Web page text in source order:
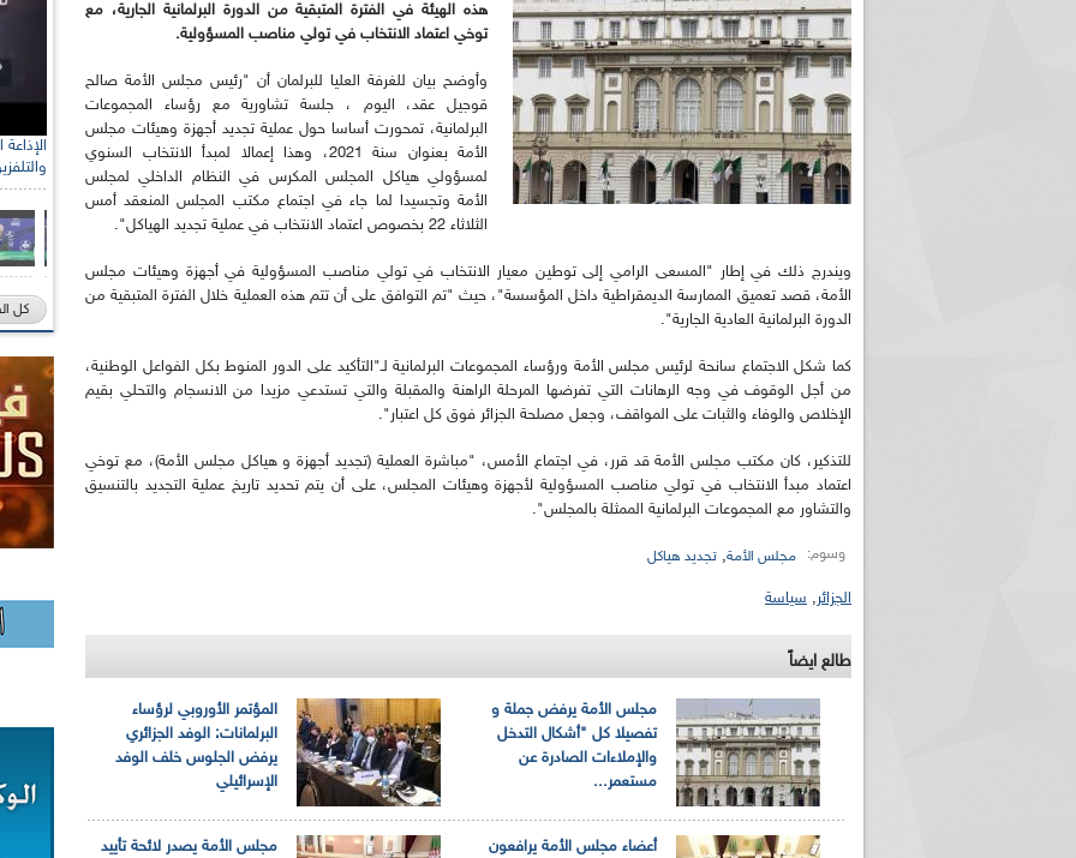
هذه الهيئة في الفترة المتبقية من الدورة البرلمانية الجارية، مع
توخي اعتماد الانتخاب في تولي مناصب المسؤولية.
وأوضح بيان للغرفة العليا للبرلمان أن "رئيس مجلس الأمة صالح
قوجيل عقد، اليوم ، جلسة تشاورية مع رؤساء المجموعات
البرلمانية، تمحورت أساسا حول عملية تجديد أجهزة وهيئات مجلس
الأمة بعنوان سنة 2021، وهذا إعمالا لمبدأ الانتخاب السنوي
لمسؤولي هياكل المجلس المكرس في النظام الداخلي لمجلس
الأمة وتجسيدا لما جاء في اجتماع مكتب المجلس المنعقد أمس
الثلاثاء 22 بخصوص اعتماد الانتخاب في عملية تجديد الهياكل".
ويندرج ذلك في إطار "المسعى الرامي إلى توطين معيار الانتخاب في تولي مناصب المسؤولية في أجهزة وهيئات مجلس
الأمة، قصد تعميق الممارسة الديمقراطية داخل المؤسسة"، حيث "تم التوافق على أن تتم هذه العملية خلال الفترة المتبقية من
الدورة البرلمانية العادية الجارية".
كما شكل الاجتماع سانحة لرئيس مجلس الأمة ورؤساء المجموعات البرلمانية لـ"التأكيد على الدور المنوط بكل الفواعل الوطنية،
من أجل الوقوف في وجه الرهانات التي تفرضها المرحلة الراهنة والمقبلة والتي تستدعي مزيدا من الانسجام والتحلي بقيم
الإخلاص والوفاء والثبات على المواقف، وجعل مصلحة الجزائر فوق كل اعتبار".
للتذكير، كان مكتب مجلس الأمة قد قرر، في اجتماع الأمس، "مباشرة العملية (تجديد أجهزة و هياكل مجلس الأمة)، مع توخي
اعتماد مبدأ الانتخاب في تولي مناصب المسؤولية لأجهزة وهيئات المجلس، على أن يتم تحديد تاريخ عملية التجديد بالتنسيق
والتشاور مع المجموعات البرلمانية الممثلة بالمجلس".
وسوم: مجلس الأمة, تجديد هياكل
الجزائر, سياسة
طالع ايضاً
المؤتمر الأوروبي لرؤساء
البرلمانات: الوفد الجزائري
يرفض الجلوس خلف الوفد
الإسرائيلي
مجلس الأمة يرفض جملة و
تفصيلا كل "أشكال التدخل
والإملاءات الصادرة عن
مستعمر...
مجلس الأمة يصدر لائحة تأييد
أعضاء مجلس الأمة يرافعون
كل